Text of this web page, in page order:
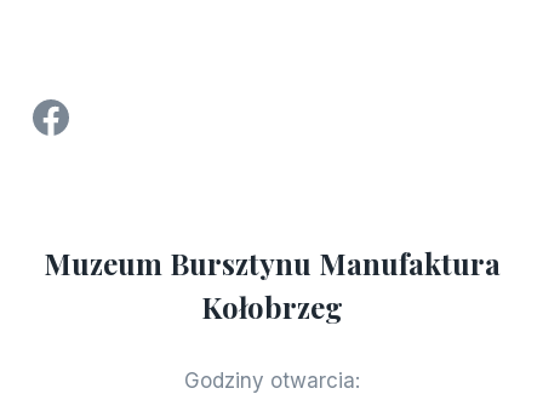
Strona Facebook Manufaktura Bursztynu - Muzeum Bursztynu w Kołobrzegu
Muzeum Bursztynu Manufaktura
Kołobrzeg
Godziny otwarcia: